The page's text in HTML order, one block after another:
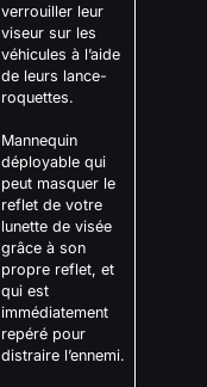
verrouiller leur
viseur sur les
véhicules à l’aide
de leurs lance-
roquettes.
Mannequin
déployable qui
peut masquer le
reflet de votre
lunette de visée
grâce à son
propre reflet, et
qui est
immédiatement
repéré pour
distraire l’ennemi.